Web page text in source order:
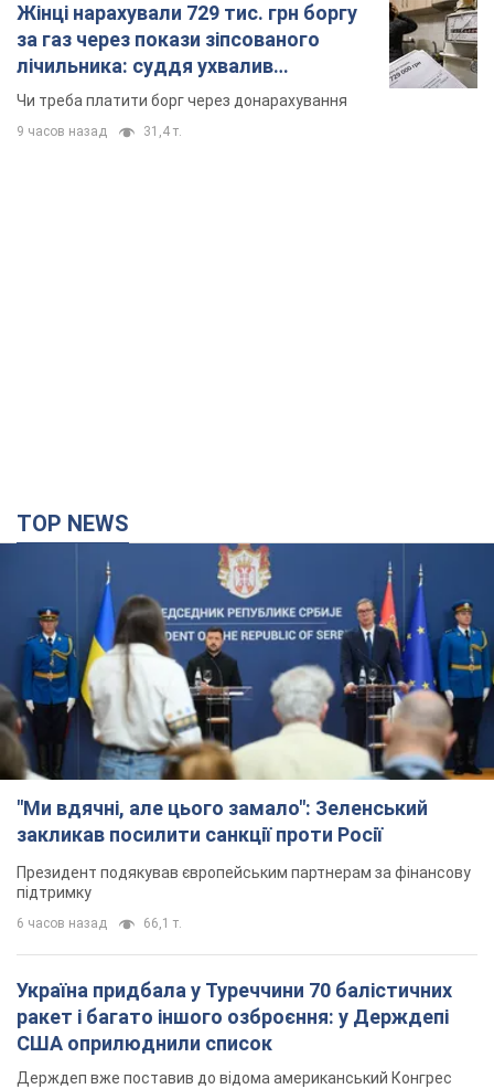
Жінці нарахували 729 тис. грн боргу
за газ через покази зіпсованого
лічильника: суддя ухвалив
неочікуване рішення
Чи треба платити борг через донарахування
9 часов назад 31,4 т.
TOP NEWS
"Ми вдячні, але цього замало": Зеленський
закликав посилити санкції проти Росії
Президент подякував європейським партнерам за фінансову
підтримку
6 часов назад 66,1 т.
Україна придбала у Туреччини 70 балістичних
ракет і багато іншого озброєння: у Держдепі
США оприлюднили список
Держдеп вже поставив до відома американський Конгрес